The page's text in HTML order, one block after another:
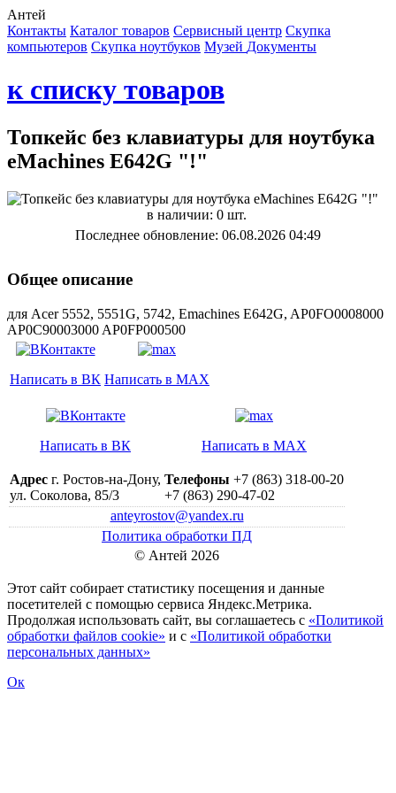
Антей
Контакты Каталог товаров Сервисный центр Cкупка
компьютеров Cкупка ноутбуков Музей Документы
к списку товаров
Топкейс без клавиатуры для ноутбука
eMachines E642G "!"
в наличии: 0 шт.
Последнее обновление: 06.08.2026 04:49
Общее описание
для Acer 5552, 5551G, 5742, Emachines E642G, AP0FO0008000
AP0C90003000 AP0FP000500
Написать в ВК Написать в MAX
Написать в ВК Написать в MAX
Адрес г. Ростов-на-Дону,
ул. Соколова, 85/3
Телефоны +7 (863) 318-00-20
+7 (863) 290-47-02
anteyrostov@yandex.ru
Политика обработки ПД
© Антей 2026
Этот сайт собирает статистику посещения и данные
посетителей c помощью сервиса Яндекс.Метрика.
Продолжая использовать сайт, вы соглашаетесь с «Политикой
обработки файлов cookie» и с «Политикой обработки
персональных данных»
Ок